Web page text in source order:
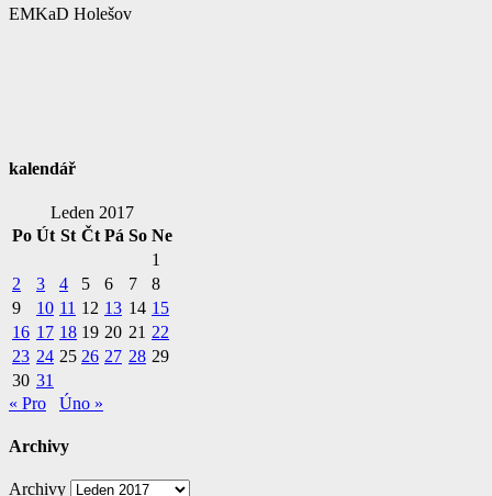
EMKaD Holešov
kalendář
Leden 2017
Po Út St Čt Pá So Ne
1
2
3 4 5 6 7
8
9
10 11 12 13 14 15
16 17 18 19 20 21 22
23 24 25 26 27 28 29
30 31
« Pro
Úno »
Archivy
Archivy